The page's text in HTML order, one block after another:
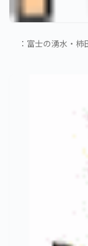
：富士の湧水・